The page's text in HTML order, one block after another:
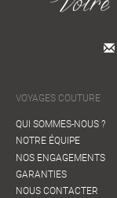
VOYAGES COUTURE
QUI SOMMES-NOUS ?
NOTRE ÉQUIPE
NOS ENGAGEMENTS
GARANTIES
NOUS CONTACTER